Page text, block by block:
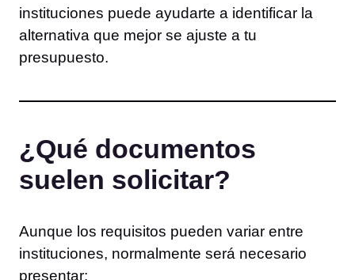
instituciones puede ayudarte a identificar la
alternativa que mejor se ajuste a tu
presupuesto.
¿Qué documentos
suelen solicitar?
Aunque los requisitos pueden variar entre
instituciones, normalmente será necesario
presentar: